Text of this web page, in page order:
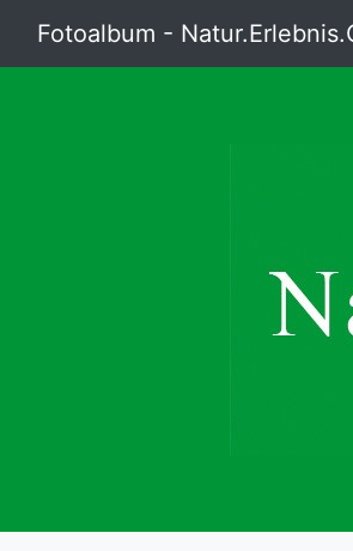
Fotoalbum -